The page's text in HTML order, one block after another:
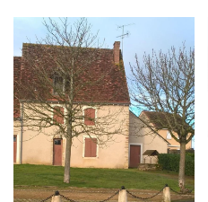
voir